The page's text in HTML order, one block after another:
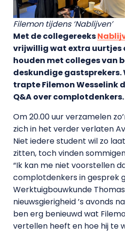
Filemon tijdens ‘Nablijven’
Met de collegereeks
vrijwillig wat extra uurtjes
houden met colleges van
deskundige
trapte Filemon Wesselink
Q&A over complotdenkers.
Om 20.00 uur verzamelen
zich in het verder verlaten
Niet iedere student wil zo
zitten, toch vinden
“Ik kan me niet voorstellen
complotdenkers in gesprek
Werktuigbouwkunde
nieuwsgierigheid ’s avonds
ben erg benieuwd wat
vertellen heeft en hoe hij te